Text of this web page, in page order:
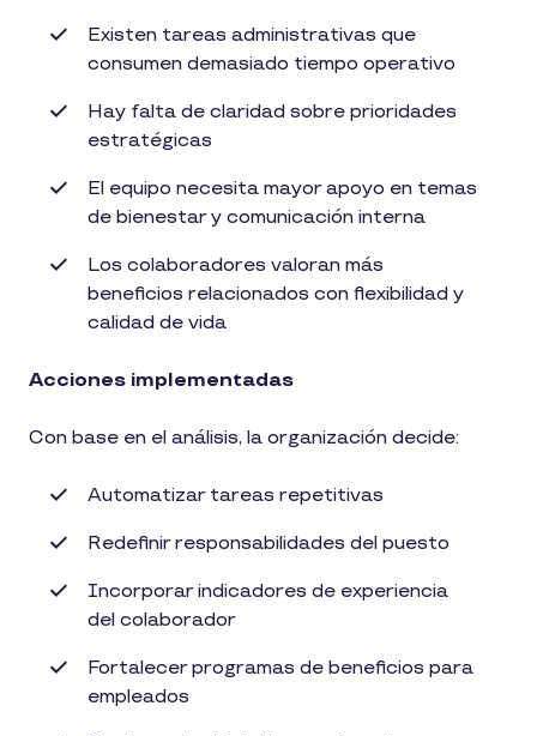
Existen tareas administrativas que
consumen demasiado tiempo operativo
Hay falta de claridad sobre prioridades
estratégicas
El equipo necesita mayor apoyo en temas
de bienestar y comunicación interna
Los colaboradores valoran más
beneficios relacionados con flexibilidad y
calidad de vida
Acciones implementadas
Con base en el análisis, la organización decide:
Automatizar tareas repetitivas
Redefinir responsabilidades del puesto
Incorporar indicadores de experiencia
del colaborador
Fortalecer programas de beneficios para
empleados